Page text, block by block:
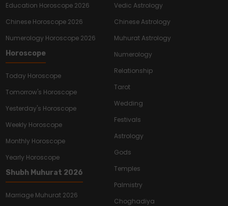
Education Horoscope 2026
Chinese Horoscope 2026
Numerology Horoscope 2026
Horoscope
Today Horoscope
Tomorrow's Horoscope
Yesterday's Horoscope
Weekly Horoscope
Monthly Horoscope
Yearly Horoscope
Shubh Muhurat 2026
Marriage Muhurat 2026
Vedic Astrology
Chinese Astrology
Muhurat Astrology
Numerology
Relationship
Tarot
Wedding
Festivals
Astrology
Gods
Temples
Palmistry
Choghadiya